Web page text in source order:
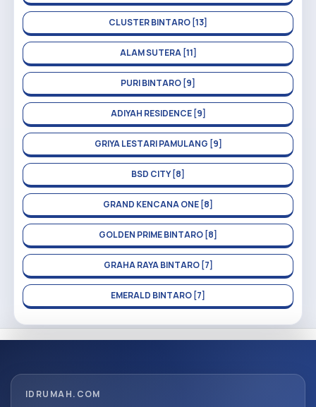
CLUSTER BINTARO [13]
ALAM SUTERA [11]
PURI BINTARO [9]
ADIYAH RESIDENCE [9]
GRIYA LESTARI PAMULANG [9]
BSD CITY [8]
GRAND KENCANA ONE [8]
GOLDEN PRIME BINTARO [8]
GRAHA RAYA BINTARO [7]
EMERALD BINTARO [7]
IDRUMAH.COM